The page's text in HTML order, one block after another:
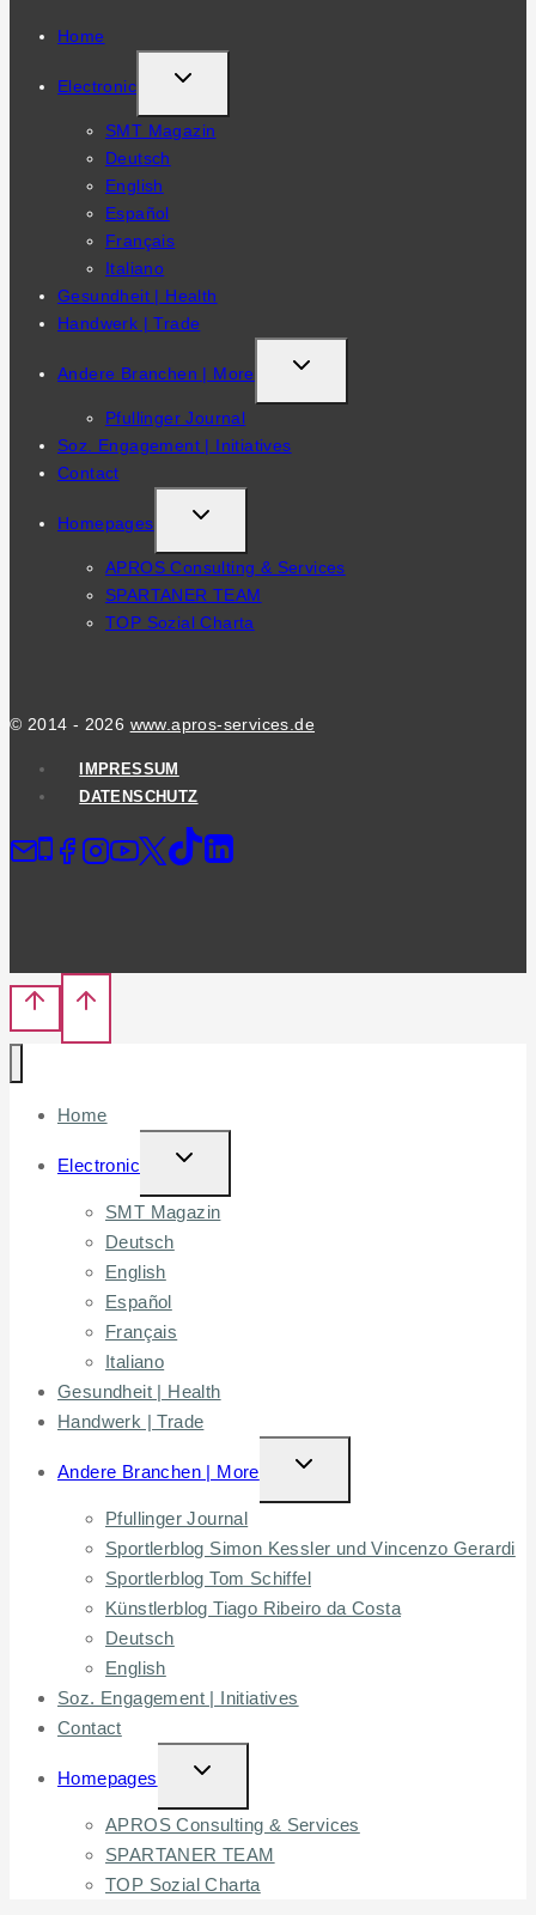
Home
Electronic
TOGGLE
CHILD
MENU
SMT Magazin
Deutsch
English
Español
Français
Italiano
Gesundheit | Health
Handwerk | Trade
Andere Branchen | More
TOGGLE
CHILD
Pfullinger Journal
Soz. Engagement | Initiatives
Contact
Homepages
TOGGLE
CHILD
APROS Consulting & Services
SPARTANER TEAM
TOP Sozial Charta
© 2014 - 2026 www.apros-services.de
IMPRESSUM
DATENSCHUTZ
Home
Electronic
TOGGLE
CHILD
MENU
SMT Magazin
Deutsch
English
Español
Français
Italiano
Gesundheit | Health
Handwerk | Trade
Andere Branchen | More
TOGGLE
CHILD
Pfullinger Journal
Sportlerblog Simon Kessler und Vincenzo Gerardi
Sportlerblog Tom Schiffel
Künstlerblog Tiago Ribeiro da Costa
Deutsch
English
Soz. Engagement | Initiatives
Contact
Homepages
TOGGLE
CHILD
MENU
APROS Consulting & Services
SPARTANER TEAM
TOP Sozial Charta